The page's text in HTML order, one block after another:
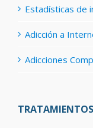
Estadísticas de
Adicción a
Adicciones
TRATAMIENTOS